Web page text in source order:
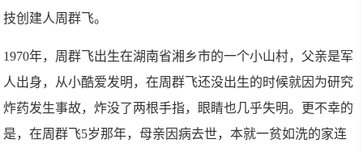
技创建人周群飞。
1970年，周群飞出生在湖南省湘乡市的一个小山村，父亲是军
人出身，从小酷爱发明，在周群飞还没出生的时候就因为研究
炸药发生事故，炸没了两根手指，眼睛也几乎失明。更不幸的
是，在周群飞5岁那年，母亲因病去世，本就一贫如洗的家连